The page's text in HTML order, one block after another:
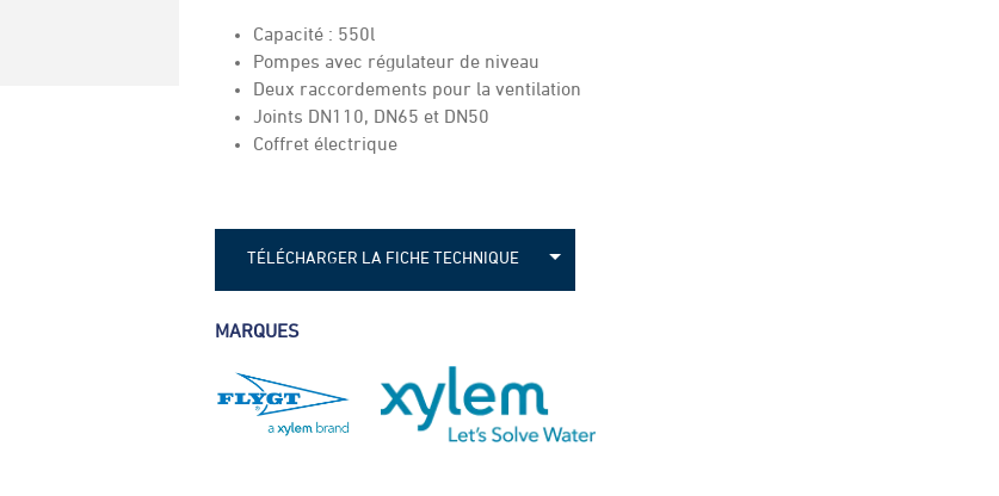
Capacité : 550l
Pompes avec régulateur de niveau
Deux raccordements pour la ventilation
Joints DN110, DN65 et DN50
Coffret électrique
TÉLÉCHARGER LA FICHE TECHNIQUE
MARQUES